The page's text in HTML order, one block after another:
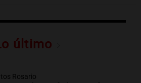
último
Rosario